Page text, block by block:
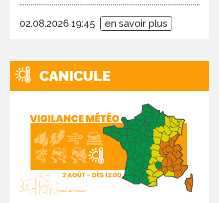
02.08.2026 19:45 en savoir plus
CANICULE